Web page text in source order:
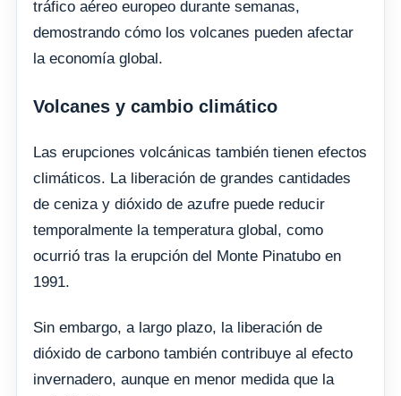
tráfico aéreo europeo durante semanas,
demostrando cómo los volcanes pueden afectar
la economía global.
Volcanes y cambio climático
Las erupciones volcánicas también tienen efectos
climáticos. La liberación de grandes cantidades
de ceniza y dióxido de azufre puede reducir
temporalmente la temperatura global, como
ocurrió tras la erupción del Monte Pinatubo en
1991.
Sin embargo, a largo plazo, la liberación de
dióxido de carbono también contribuye al efecto
invernadero, aunque en menor medida que la